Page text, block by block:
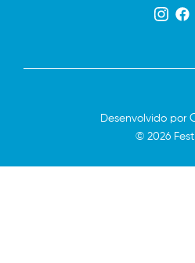
© 2026
Desenvolvido por